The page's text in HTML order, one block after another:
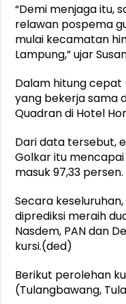
“Demi menjaga itu,
relawan pospema
mulai kecamatan
Lampung,” ujar
Dalam hitung
yang bekerja sama
Quadran di Hotel
Dari data tersebut,
Golkar itu
masuk 97,33 persen.
Secara
diprediksi meraih
Nasdem, PAN dan
kursi.(ded)
Berikut perolehan
(Tulangbawang,